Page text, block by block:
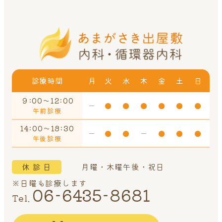
診療時間 月 火 水 木 金 土
日
９:00～12:00
午前診療 ー ● ● ● ● ● ●
14:00～18:30
午後診療 ー ● ● ー ● ● ●
休 診 日
月曜・木曜午後・祝日
※日曜も診療します
Tel. 06-6435-8681